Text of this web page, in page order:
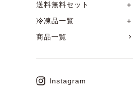
送料無料セット
＋
冷凍品一覧
＋
商品一覧
Instagram